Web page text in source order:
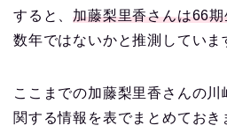
すると、加藤梨里香さんは66期
数年ではないかと推測していま
ここまでの加藤梨里香さんの川
関する情報を表でまとめておき